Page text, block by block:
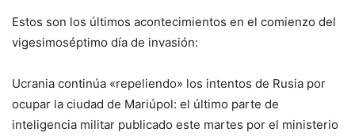
Estos son los últimos acontecimientos en el comienzo del
vigesimoséptimo día de invasión:
Ucrania continúa «repeliendo» los intentos de Rusia por
ocupar la ciudad de Mariúpol: el último parte de
inteligencia militar publicado este martes por el ministerio